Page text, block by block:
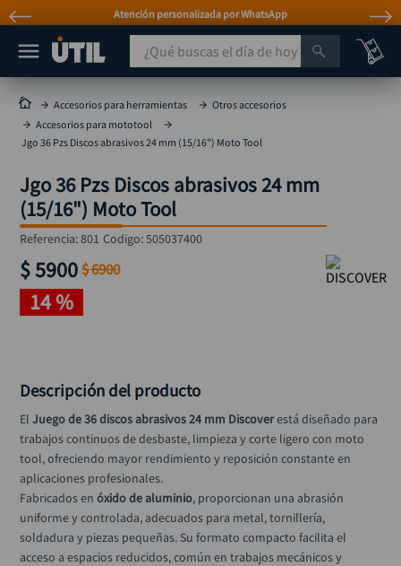
Atención personalizada por WhatsApp
¿Qué buscas el día de hoy?
Accesorios para herramientas
Otros accesorios
Accesorios para mototool
Jgo 36 Pzs Discos abrasivos 24 mm (15/16") Moto Tool
Jgo 36 Pzs Discos abrasivos 24 mm
(15/16") Moto Tool
Referencia:801 Codigo:505037400
$5900 $6900
14 %
Descripción del producto
El Juego de 36 discos abrasivos 24 mm Discover está diseñado para
trabajos continuos de desbaste, limpieza y corte ligero con moto
tool, ofreciendo mayor rendimiento y reposición constante en
aplicaciones profesionales.
Fabricados en óxido de aluminio, proporcionan una abrasión
uniforme y controlada, adecuados para metal, tornillería,
soldadura y piezas pequeñas. Su formato compacto facilita el
acceso a espacios reducidos, común en trabajos mecánicos y
MÁS BUSCADOS
taladro
compresor
llave
sierra circular
ruteadora
broca
rueda
alicate